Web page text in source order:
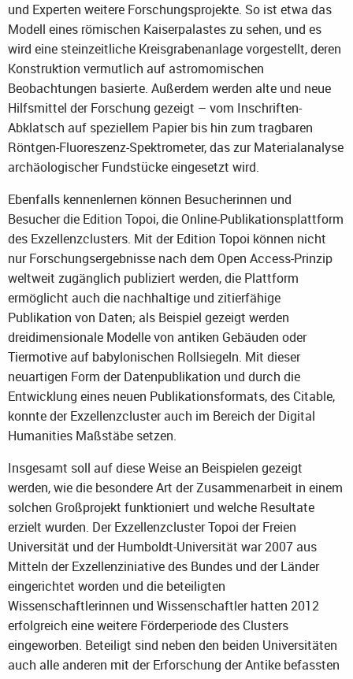
und Experten weitere Forschungsprojekte. So ist etwa das
Modell eines römischen Kaiserpalastes zu sehen, und es
wird eine steinzeitliche Kreisgrabenanlage vorgestellt, deren
Konstruktion vermutlich auf astromomischen
Beobachtungen basierte. Außerdem werden alte und neue
Hilfsmittel der Forschung gezeigt – vom Inschriften-
Abklatsch auf speziellem Papier bis hin zum tragbaren
Röntgen-Fluoreszenz-Spektrometer, das zur Materialanalyse
archäologischer Fundstücke eingesetzt wird.
Ebenfalls kennenlernen können Besucherinnen und
Besucher die Edition Topoi, die Online-Publikationsplattform
des Exzellenzclusters. Mit der Edition Topoi können nicht
nur Forschungsergebnisse nach dem Open Access-Prinzip
weltweit zugänglich publiziert werden, die Plattform
ermöglicht auch die nachhaltige und zitierfähige
Publikation von Daten; als Beispiel gezeigt werden
dreidimensionale Modelle von antiken Gebäuden oder
Tiermotive auf babylonischen Rollsiegeln. Mit dieser
neuartigen Form der Datenpublikation und durch die
Entwicklung eines neuen Publikationsformats, des Citable,
konnte der Exzellenzcluster auch im Bereich der Digital
Humanities Maßstäbe setzen.
Insgesamt soll auf diese Weise an Beispielen gezeigt
werden, wie die besondere Art der Zusammenarbeit in einem
solchen Großprojekt funktioniert und welche Resultate
erzielt wurden. Der Exzellenzcluster Topoi der Freien
Universität und der Humboldt-Universität war 2007 aus
Mitteln der Exzellenziniative des Bundes und der Länder
eingerichtet worden und die beteiligten
Wissenschaftlerinnen und Wissenschaftler hatten 2012
erfolgreich eine weitere Förderperiode des Clusters
eingeworben. Beteiligt sind neben den beiden Universitäten
auch alle anderen mit der Erforschung der Antike befassten